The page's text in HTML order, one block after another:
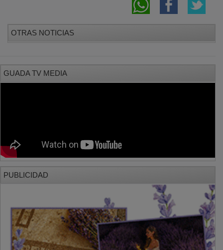
OTRAS NOTICIAS
GUADA TV MEDIA
PUBLICIDAD